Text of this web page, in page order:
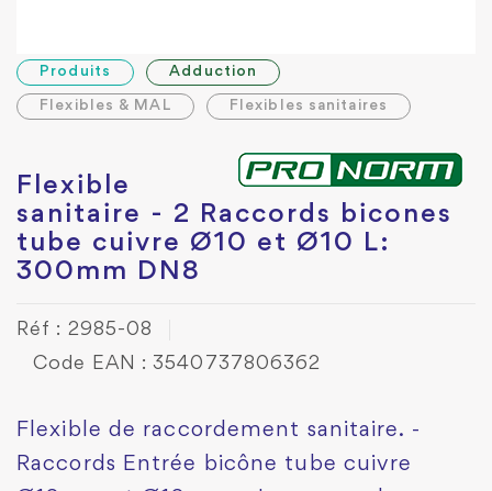
Produits Adduction
Flexibles & MAL Flexibles sanitaires
Flexible
sanitaire - 2 Raccords bicones
tube cuivre Ø10 et Ø10 L:
300mm DN8
Réf : 2985-08
Code EAN : 3540737806362
Flexible de raccordement sanitaire. -
Raccords Entrée bicône tube cuivre